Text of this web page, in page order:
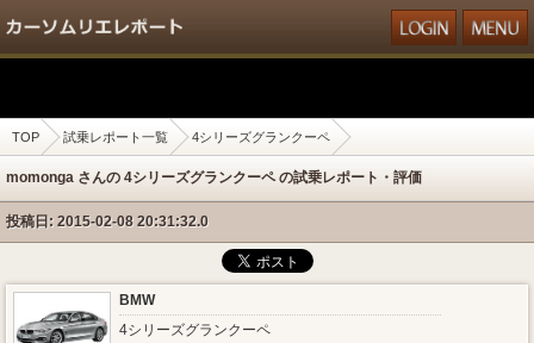
TOP 試乗レポート一覧 4シリーズグランクーペ
momonga さんの 4シリーズグランクーペ の試乗レポート・評価
投稿日: 2015-02-08 20:31:32.0
BMW
4シリーズグランクーペ